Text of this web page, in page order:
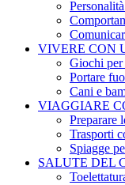
VIVERE CON
Giochi per
Portare
Cani e
VIAGGIARE
Preparare
Trasporti
Spiagge
SALUTE DEL